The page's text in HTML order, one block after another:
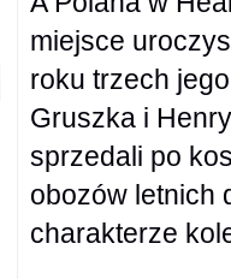
miejsce
roku trzech
Gruszka i
sprzedali po
obozów letnich
charakterze